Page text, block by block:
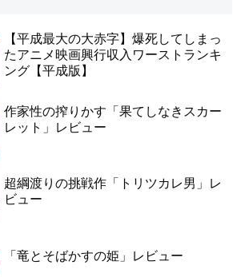
【平成最大の大赤字】爆死してしまっ
たアニメ映画興行収入ワーストランキ
ング【平成版】
作家性の搾りかす「果てしなきスカー
レット」レビュー
超綱渡りの挑戦作「トリツカレ男」レ
ビュー
「竜とそばかすの姫」レビュー